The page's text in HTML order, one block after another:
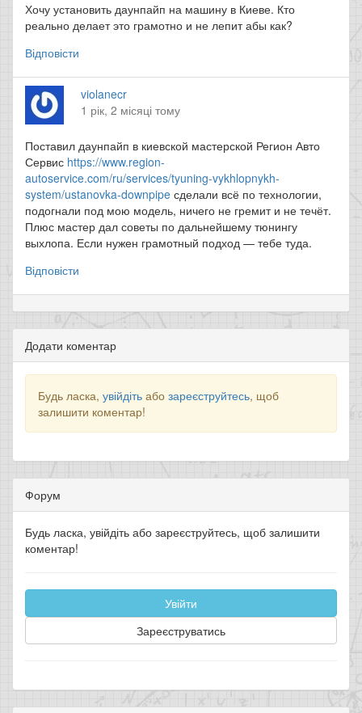
Хочу установить даунпайп на машину в Киеве. Кто
реально делает это грамотно и не лепит абы как?
Відповісти
violanecr
1 рік, 2 місяці тому
Поставил даунпайп в киевской мастерской Регион Авто
Сервис https://www.region-
autoservice.com/ru/services/tyuning-vykhlopnykh-
system/ustanovka-downpipe сделали всё по технологии,
подогнали под мою модель, ничего не гремит и не течёт.
Плюс мастер дал советы по дальнейшему тюнингу
выхлопа. Если нужен грамотный подход — тебе туда.
Відповісти
Додати коментар
Будь ласка, увійдіть або зареєструйтесь, щоб
залишити коментар!
Форум
Будь ласка, увійдіть або зареєструйтесь, щоб залишити
коментар!
Увійти
Зареєструватись